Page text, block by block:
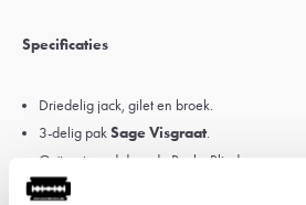
Specificaties
Driedelig jack, gilet en broek.
3-delig pakSage Visgraat.
Geïnspireerd door de Peaky Blinders
Kleur: Saliegroen